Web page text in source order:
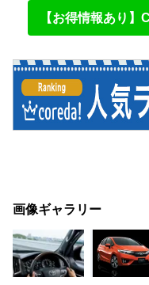
【お得情報あり
画像ギャラリー